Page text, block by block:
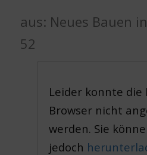
aus: Neues Bauen
52
Leider konnte die
Browser nicht
werden. Sie
jedoch